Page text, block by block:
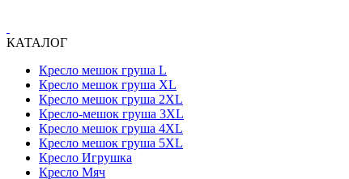
КАТАЛОГ
Кресло мешок груша L
Кресло мешок груша XL
Кресло мешок груша 2XL
Кресло-мешок груша 3XL
Кресло мешок груша 4XL
Кресло мешок груша 5XL
Кресло Игрушка
Кресло Мяч